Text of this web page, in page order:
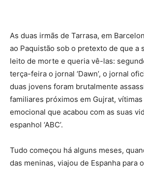
As duas irmãs de Tarrasa, em
ao Paquistão sob o pretexto de que a
leito de morte e queria vê-las:
terça-feira o jornal ‘Dawn’, o jornal
duas jovens foram brutalmente
familiares próximos em Gujrat,
emocional que acabou com as suas
espanhol ‘ABC’.
Tudo começou há alguns meses,
das meninas, viajou de Espanha para